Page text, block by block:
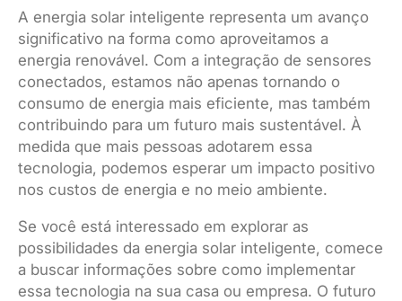
A energia solar inteligente representa um avanço
significativo na forma como aproveitamos a
energia renovável. Com a integração de sensores
conectados, estamos não apenas tornando o
consumo de energia mais eficiente, mas também
contribuindo para um futuro mais sustentável. À
medida que mais pessoas adotarem essa
tecnologia, podemos esperar um impacto positivo
nos custos de energia e no meio ambiente.
Se você está interessado em explorar as
possibilidades da energia solar inteligente, comece
a buscar informações sobre como implementar
essa tecnologia na sua casa ou empresa. O futuro